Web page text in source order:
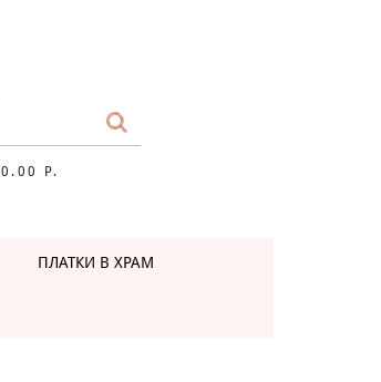
0.00 Р.
ПЛАТКИ В ХРАМ